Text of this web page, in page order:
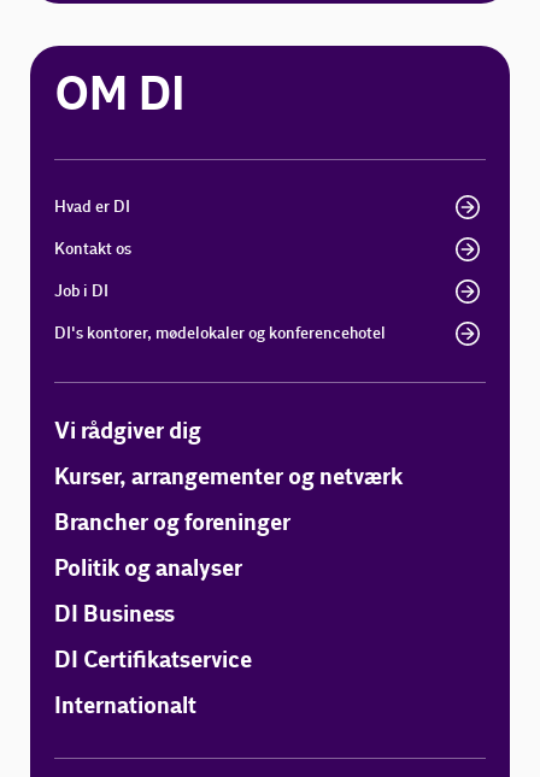
OM DI
Hvad er DI
Kontakt os
Job i DI
DI's kontorer, mødelokaler og konferencehotel
Vi rådgiver dig
Kurser, arrangementer og netværk
Brancher og foreninger
Politik og analyser
DI Business
DI Certifikatservice
Internationalt